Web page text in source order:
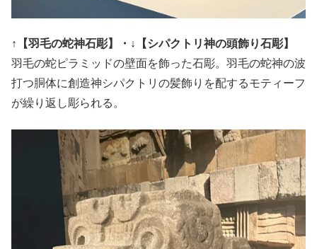
↑【羽毛の蛇神石彫】・↓【シパクトリ神の頭飾り石彫】
羽毛の蛇ピラミッドの壁面を飾った石彫。羽毛の蛇神の波
打つ胴体に創造神シパクトリの髪飾りを配するモティーフ
が繰り返し彫られる。